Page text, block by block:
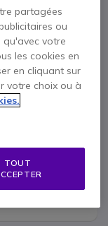
partagées
ou
qu'avec votre
les cookies en
en cliquant sur
votre choix ou à
TOUT